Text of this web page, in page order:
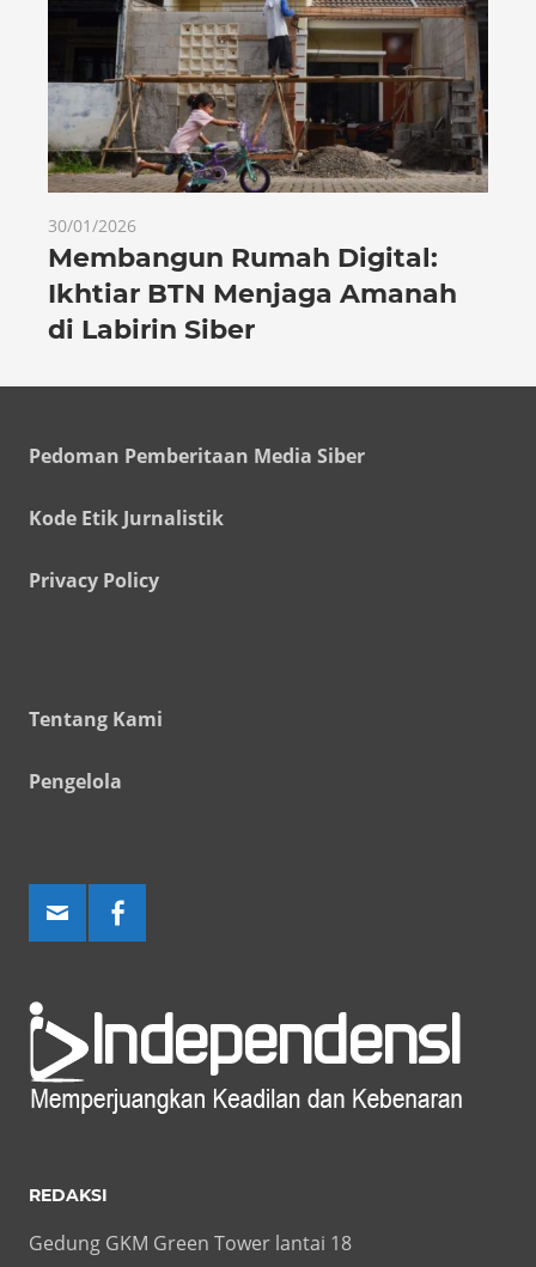
30/01/2026
Membangun Rumah Digital:
Ikhtiar BTN Menjaga Amanah
di Labirin Siber
Pedoman Pemberitaan Media Siber
Kode Etik Jurnalistik
Privacy Policy
Tentang Kami
Pengelola
REDAKSI
Gedung GKM Green Tower lantai 18